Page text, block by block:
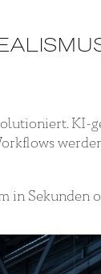
KI-
in Sekunden